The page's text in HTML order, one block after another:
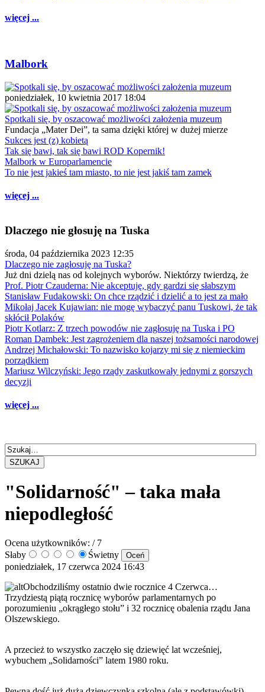
więcej ...
Malbork
poniedziałek, 10 kwietnia 2017 18:04
Spotkali się, by oszacować możliwości założenia muzeum
Fundacja „Mater Dei”, ta sama dzięki której w dużej mierze
Sukces jest (z) kobietą
Tak się bawi, tak się bawi ROD Kopernik!
Malbork w Europarlamencie
To nie jest jakieś tam miasto, to nie jest jakiś tam zamek
więcej ...
Dlaczego nie głosuję na Tuska
środa, 04 października 2023 12:35
Dlaczego nie zagłosuję na Tuska?
Już dni dzielą nas od kolejnych wyborów. Niektórzy twierdzą, że
Prof. Piotr Czauderna: Nie akceptuję, gdy gardzi się słabszym
Stanisław Fudakowski: On chce rządzić i dzielić a to jest za mało
Mikołaj Jacek Kujawian: nie mogę wybaczyć panu Tuskowi, że tak
skłócił Polaków
Piotr Kotlarz: Z trzech powodów nie zagłosuję na Tuska i PO
Roman Dambek: Jest zagrożeniem dla naszej tożsamości narodowej
Andrzej Michałowski: To nazwisko kojarzy mi się z niemieckim
porządkiem
Mariusz Wilczyński: Jego rządy zaskutkowały jednymi z gorszych
decyzji
więcej ...
SZUKAJ
"Solidarność" – taka mała
niepodległość
Ocena użytkowników: / 7
Słaby
Świetny
poniedziałek, 17 czerwca 2024 16:43
Obchodziliśmy ostatnio dwie rocznice 4 Czerwca…
Trzydziestą piątą rocznicę wyborów parlamentarnych po
porozumieniu „okrągłego stołu” i 32 rocznicę obalenia rządu Jana
Olszewskiego.
A przecież to wszystko zaczęło się dziewięć lat wcześniej,
wybuchem „Solidarności” latem 1980 roku.